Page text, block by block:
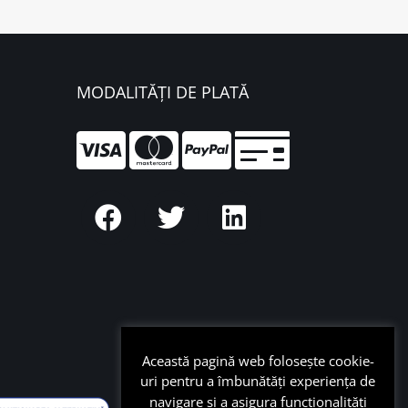
MODALITĂȚI DE PLATĂ
Această pagină web folosește cookie-
uri pentru a îmbunătăți experiența de
navigare și a asigura funcționalițăți